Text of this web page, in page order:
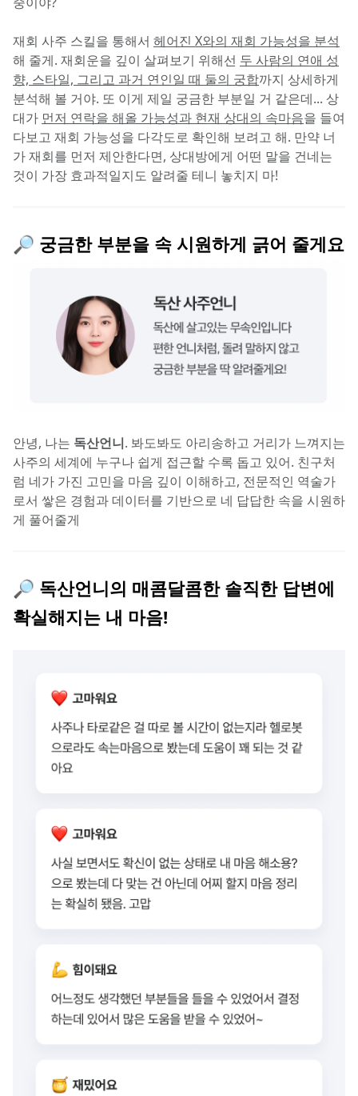
재회 사주 스킬을 통해서 헤어진 X와의 재회 가능성을 분석
해 줄게. 재회운을 깊이 살펴보기 위해선 두 사람의 연애 성
향, 스타일, 그리고 과거 연인일 때 둘의 궁합까지 상세하게
분석해 볼 거야. 또 이게 제일 궁금한 부분일 거 같은데... 상
대가 먼저 연락을 해올 가능성과 현재 상대의 속마음을 들여
다보고 재회 가능성을 다각도로 확인해 보려고 해. 만약 너
가 재회를 먼저 제안한다면, 상대방에게 어떤 말을 건네는
것이 가장 효과적일지도 알려줄 테니 놓치지 마!
🔎 궁금한 부분을 속 시원하게 긁어 줄게요
안녕, 나는 독산언니. 봐도봐도 아리송하고 거리가 느껴지는
사주의 세계에 누구나 쉽게 접근할 수록 돕고 있어. 친구처
럼 네가 가진 고민을 마음 깊이 이해하고, 전문적인 역술가
로서 쌓은 경험과 데이터를 기반으로 네 답답한 속을 시원하
게 풀어줄게
🔎 독산언니의 매콤달콤한 솔직한 답변에
확실해지는 내 마음!